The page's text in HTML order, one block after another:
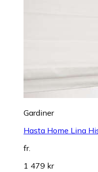
Gardiner
Hasta Home Lina
fr.
1 479 kr